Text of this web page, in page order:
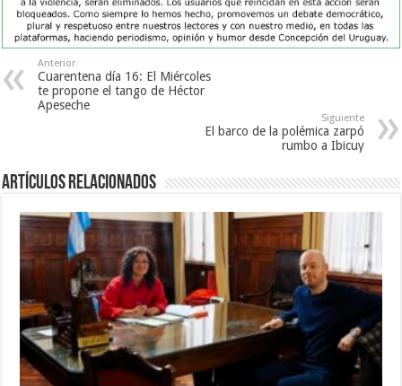
Anterior
Cuarentena día 16: El Miércoles
te propone el tango de Héctor
Apeseche
Siguiente
El barco de la polémica zarpó
rumbo a Ibicuy
Artículos Relacionados